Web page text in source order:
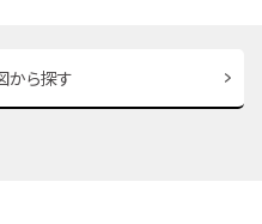
から探す